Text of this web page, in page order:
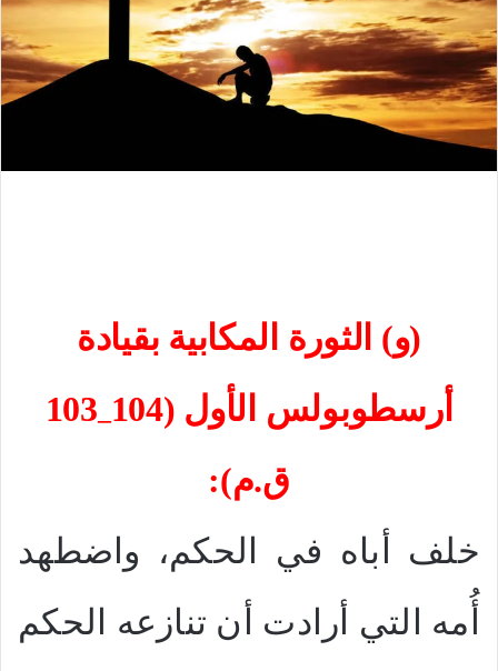
(و) الثورة المكابية بقيادة
أرسطوبولس الأول (104
–
103
ق.م):
خلف أباه في الحكم، واضطهد
أُمه التي أرادت أن تنازعه الحكم